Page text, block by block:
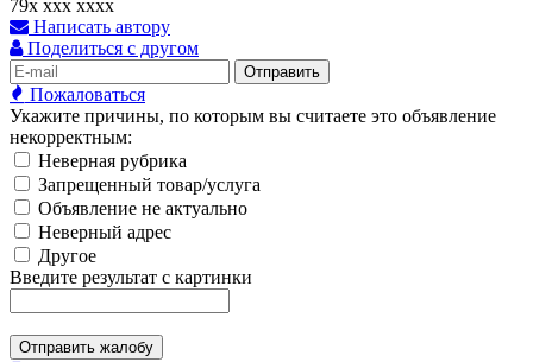
79x xxx xxxx
Написать автору
Поделиться с другом
Отправить
Пожаловаться
Укажите причины, по которым вы считаете это объявление
некорректным:
Неверная рубрика
Запрещенный товар/услуга
Объявление не актуально
Неверный адрес
Другое
Введите результат с картинки
Отправить жалобу